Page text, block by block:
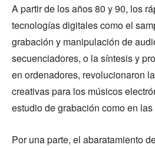
A partir de los años 80 y 90, los
tecnologías digitales como el
grabación y manipulación de
secuenciadores, o la síntesis y
en ordenadores, revolucionaron
creativas para los músicos
estudio de grabación como en
Por una parte, el abaratamiento